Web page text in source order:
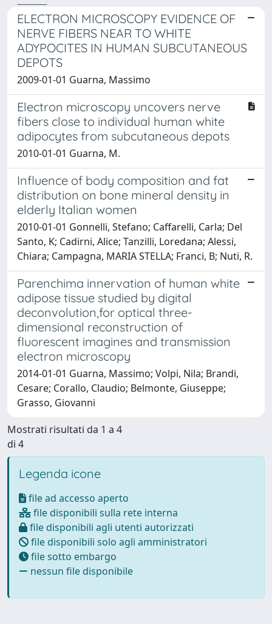
ELECTRON MICROSCOPY EVIDENCE OF
NERVE FIBERS NEAR TO WHITE
ADYPOCITES IN HUMAN SUBCUTANEOUS
DEPOTS
2009-01-01 Guarna, Massimo
Electron microscopy uncovers nerve
fibers close to individual human white
adipocytes from subcutaneous depots
2010-01-01 Guarna, M.
Influence of body composition and fat
distribution on bone mineral density in
elderly Italian women
2010-01-01 Gonnelli, Stefano; Caffarelli, Carla; Del
Santo, K; Cadirni, Alice; Tanzilli, Loredana; Alessi,
Chiara; Campagna, MARIA STELLA; Franci, B; Nuti, R.
Parenchima innervation of human white
adipose tissue studied by digital
deconvolution,for optical three-
dimensional reconstruction of
fluorescent imagines and transmission
electron microscopy
2014-01-01 Guarna, Massimo; Volpi, Nila; Brandi,
Cesare; Corallo, Claudio; Belmonte, Giuseppe;
Grasso, Giovanni
Mostrati risultati da 1 a 4
di 4
Legenda icone
file ad accesso aperto
file disponibili sulla rete interna
file disponibili agli utenti autorizzati
file disponibili solo agli amministratori
file sotto embargo
nessun file disponibile